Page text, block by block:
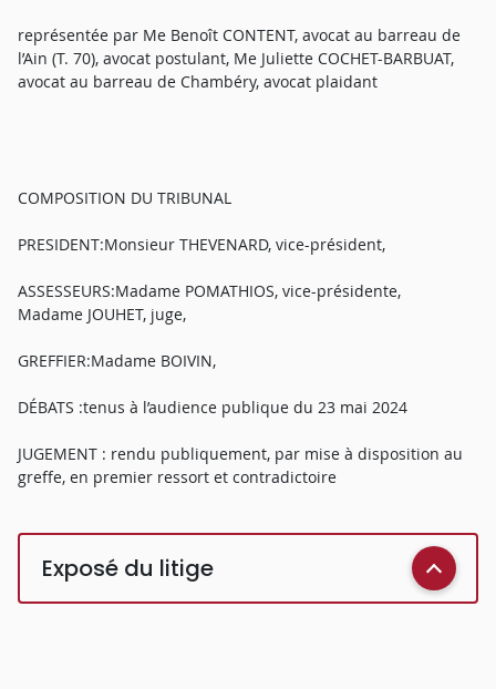
représentée par Me Benoît CONTENT, avocat au barreau de
l’Ain (T. 70), avocat postulant, Me Juliette COCHET-BARBUAT,
avocat au barreau de Chambéry, avocat plaidant
COMPOSITION DU TRIBUNAL
PRESIDENT:Monsieur THEVENARD, vice-président,
ASSESSEURS:Madame POMATHIOS, vice-présidente,
Madame JOUHET, juge,
GREFFIER:Madame BOIVIN,
DÉBATS :tenus à l’audience publique du 23 mai 2024
JUGEMENT : rendu publiquement, par mise à disposition au
greffe, en premier ressort et contradictoire
Exposé du litige